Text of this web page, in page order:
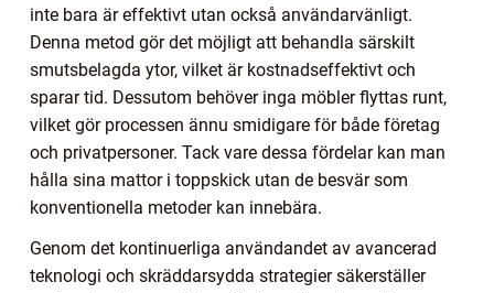
inte bara är effektivt utan också användarvänligt.
Denna metod gör det möjligt att behandla särskilt
smutsbelagda ytor, vilket är kostnadseffektivt och
sparar tid. Dessutom behöver inga möbler flyttas runt,
vilket gör processen ännu smidigare för både företag
och privatpersoner. Tack vare dessa fördelar kan man
hålla sina mattor i toppskick utan de besvär som
konventionella metoder kan innebära.
Genom det kontinuerliga användandet av avancerad
teknologi och skräddarsydda strategier säkerställer